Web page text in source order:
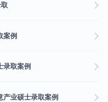
案例
录取案例
产业硕士录取案例